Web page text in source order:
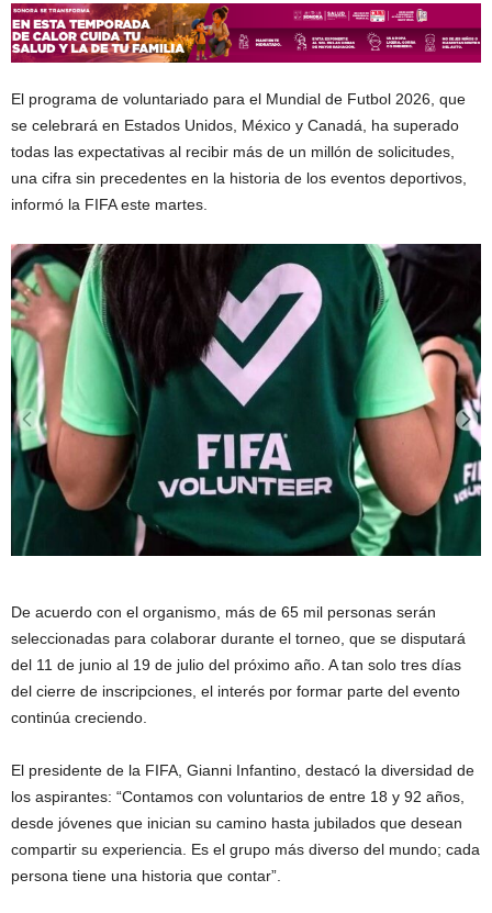
El programa de voluntariado para el Mundial de Futbol 2026, que
se celebrará en Estados Unidos, México y Canadá, ha superado
todas las expectativas al recibir más de un millón de solicitudes,
una cifra sin precedentes en la historia de los eventos deportivos,
informó la FIFA este martes.
De acuerdo con el organismo, más de 65 mil personas serán
seleccionadas para colaborar durante el torneo, que se disputará
del 11 de junio al 19 de julio del próximo año. A tan solo tres días
del cierre de inscripciones, el interés por formar parte del evento
continúa creciendo.
El presidente de la FIFA, Gianni Infantino, destacó la diversidad de
los aspirantes: “Contamos con voluntarios de entre 18 y 92 años,
desde jóvenes que inician su camino hasta jubilados que desean
compartir su experiencia. Es el grupo más diverso del mundo; cada
persona tiene una historia que contar”.